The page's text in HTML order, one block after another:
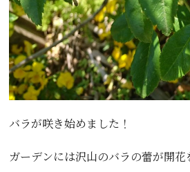
バラが咲き始めました！
ガーデンには沢山のバラの蕾が開